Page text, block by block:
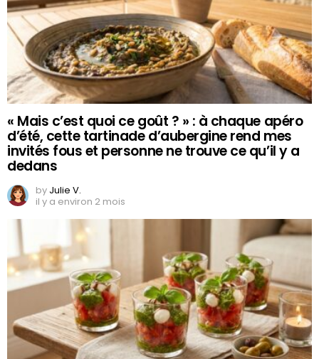
« Mais c’est quoi ce goût ? » : à chaque apéro
d’été, cette tartinade d’aubergine rend mes
invités fous et personne ne trouve ce qu’il y a
dedans
by Julie V.
il y a environ 2 mois